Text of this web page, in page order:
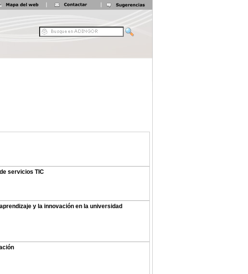
servicios TIC
y la innovación en la universidad